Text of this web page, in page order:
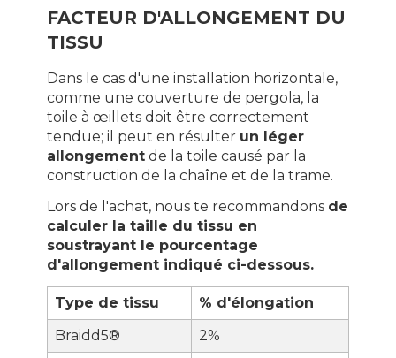
FACTEUR D'ALLONGEMENT DU
TISSU
Dans le cas d'une installation horizontale,
comme une couverture de pergola, la
toile à œillets doit être correctement
tendue; il peut en résulter un léger
allongementde la toile causé par la
construction de la chaîne et de la trame.
Lors de l'achat, nous te recommandons de
calculer la taille du tissu en
soustrayant le pourcentage
d'allongement indiqué ci-dessous.
Type de tissu
% d'élongation
Braidd5®
2%